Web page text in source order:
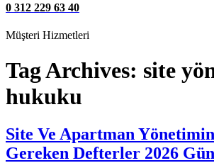
0 312 229 63 40
Müşteri Hizmetleri
Tag Archives: site
hukuku
Site Ve Apartman
Gereken Defterler 2026